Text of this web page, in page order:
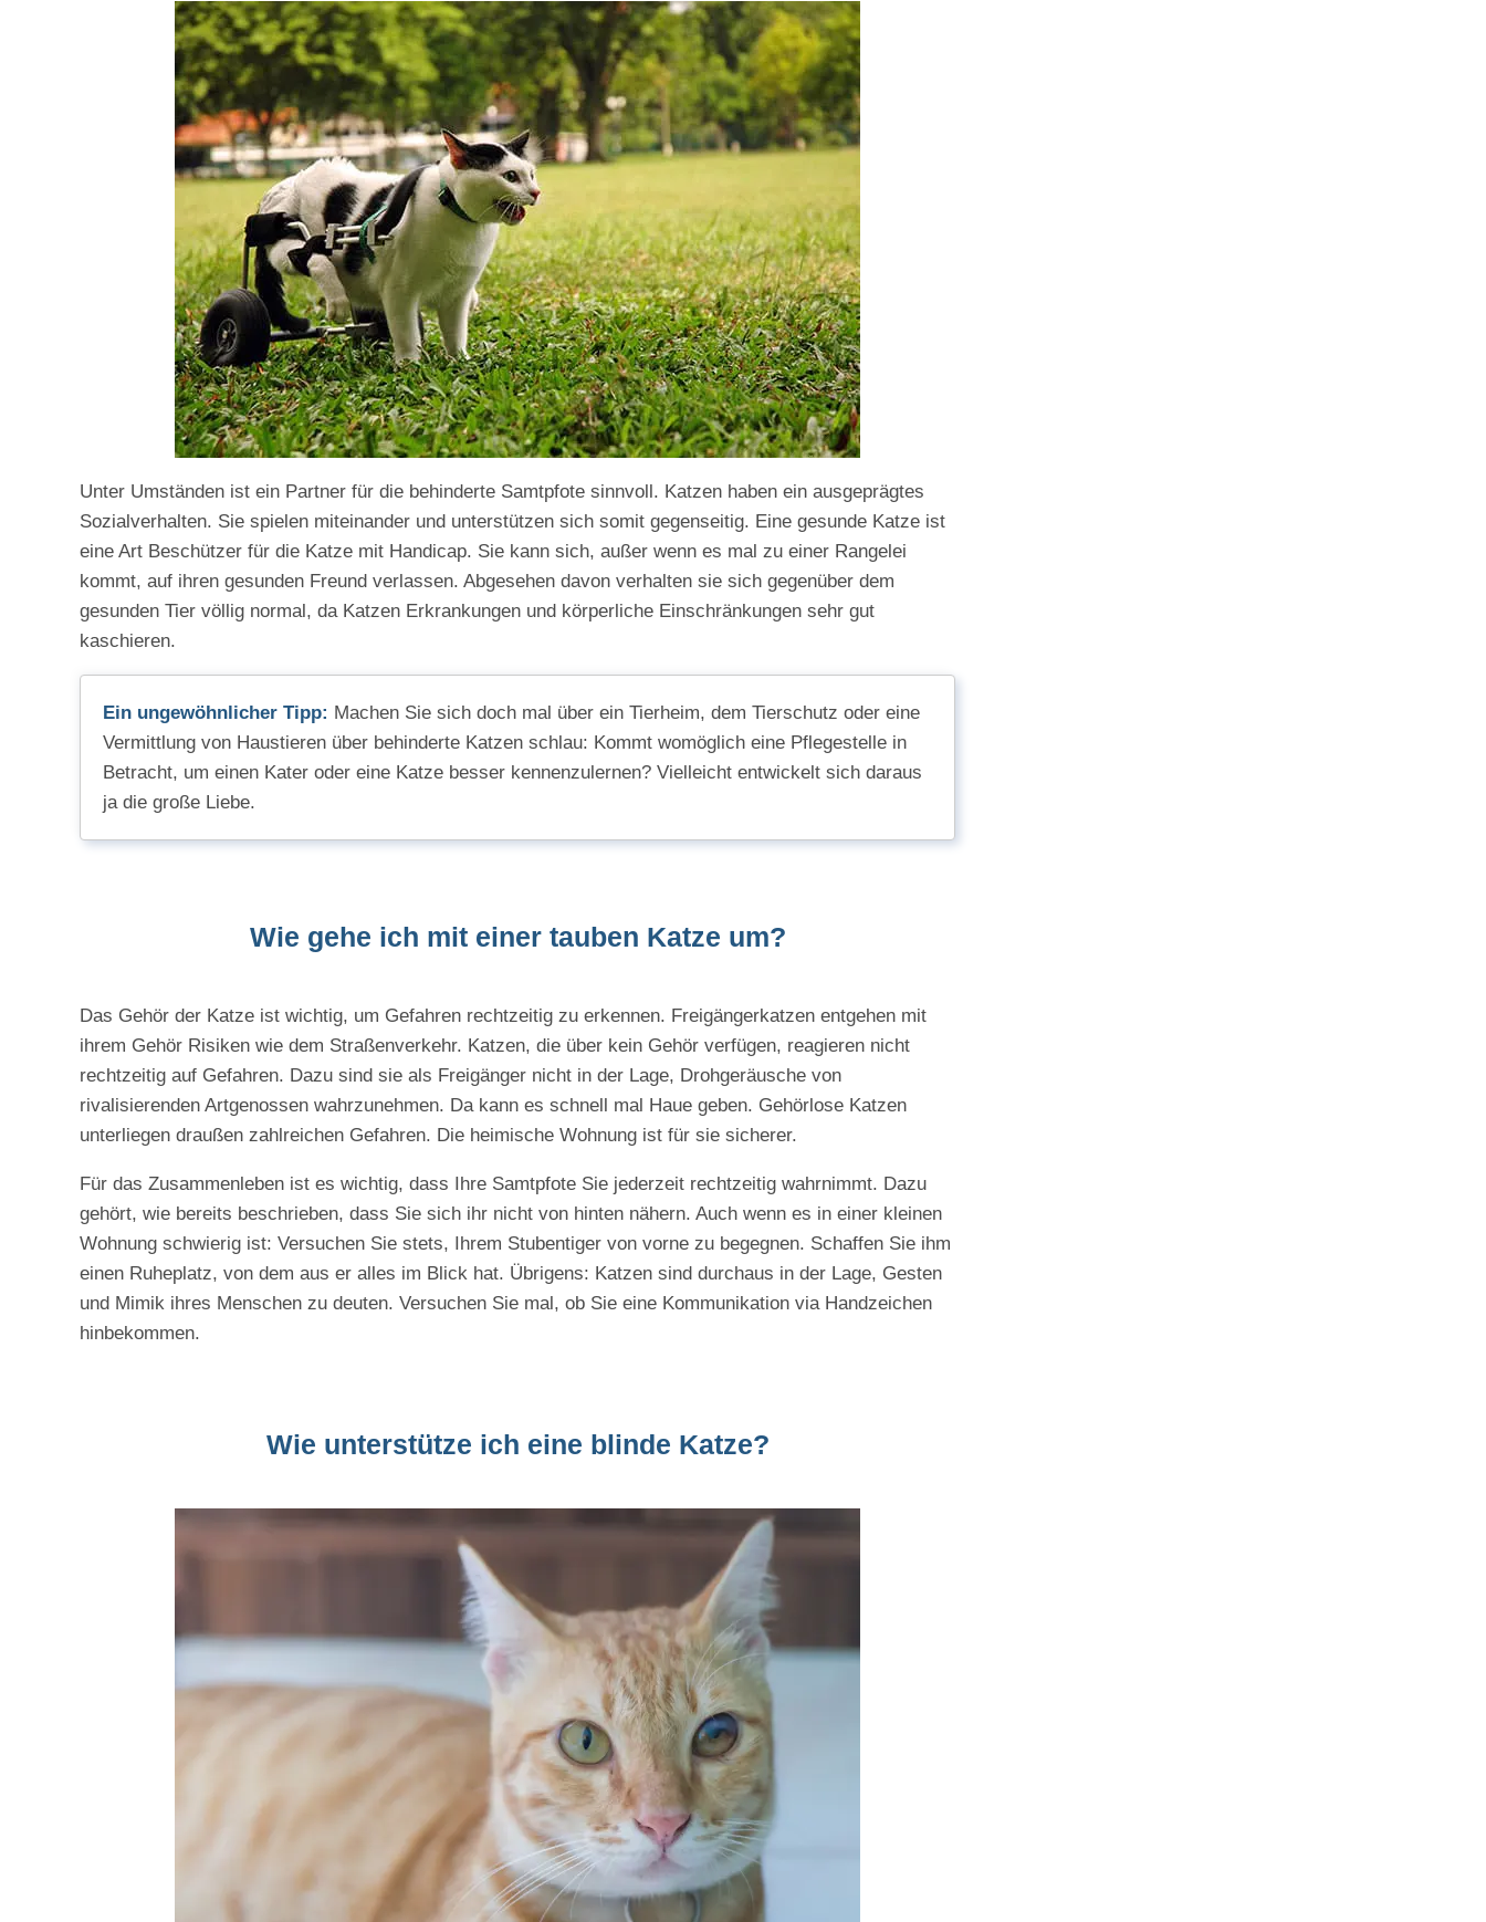
Unter Umständen ist ein Partner für die behinderte Samtpfote sinnvoll. Katzen haben ein ausgeprägtes
Sozialverhalten. Sie spielen miteinander und unterstützen sich somit gegenseitig. Eine gesunde Katze ist
eine Art Beschützer für die Katze mit Handicap. Sie kann sich, außer wenn es mal zu einer Rangelei
kommt, auf ihren gesunden Freund verlassen. Abgesehen davon verhalten sie sich gegenüber dem
gesunden Tier völlig normal, da Katzen Erkrankungen und körperliche Einschränkungen sehr gut
kaschieren.
Ein ungewöhnlicher Tipp: Machen Sie sich doch mal über ein Tierheim, dem Tierschutz oder eine
Vermittlung von Haustieren über behinderte Katzen schlau: Kommt womöglich eine Pflegestelle in
Betracht, um einen Kater oder eine Katze besser kennenzulernen? Vielleicht entwickelt sich daraus
ja die große Liebe.
Wie gehe ich mit einer tauben Katze um?
Das Gehör der Katze ist wichtig, um Gefahren rechtzeitig zu erkennen. Freigängerkatzen entgehen mit
ihrem Gehör Risiken wie dem Straßenverkehr. Katzen, die über kein Gehör verfügen, reagieren nicht
rechtzeitig auf Gefahren. Dazu sind sie als Freigänger nicht in der Lage, Drohgeräusche von
rivalisierenden Artgenossen wahrzunehmen. Da kann es schnell mal Haue geben. Gehörlose Katzen
unterliegen draußen zahlreichen Gefahren. Die heimische Wohnung ist für sie sicherer.
Für das Zusammenleben ist es wichtig, dass Ihre Samtpfote Sie jederzeit rechtzeitig wahrnimmt. Dazu
gehört, wie bereits beschrieben, dass Sie sich ihr nicht von hinten nähern. Auch wenn es in einer kleinen
Wohnung schwierig ist: Versuchen Sie stets, Ihrem Stubentiger von vorne zu begegnen. Schaffen Sie ihm
einen Ruheplatz, von dem aus er alles im Blick hat. Übrigens: Katzen sind durchaus in der Lage, Gesten
und Mimik ihres Menschen zu deuten. Versuchen Sie mal, ob Sie eine Kommunikation via Handzeichen
hinbekommen.
Wie unterstütze ich eine blinde Katze?